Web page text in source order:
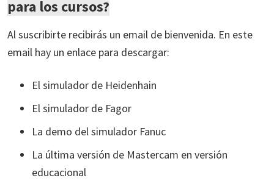
para los cursos?
Al suscribirte recibirás un email de bienvenida. En este
email hay un enlace para descargar:
El simulador de Heidenhain
El simulador de Fagor
La demo del simulador Fanuc
La última versión de Mastercam en versión
educacional